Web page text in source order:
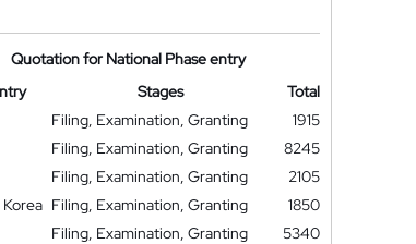
Quotation for National Phase entry
Stages
Total
Filing, Examination, Granting
1915
Filing, Examination, Granting
8245
Filing, Examination, Granting
2105
Filing, Examination, Granting
1850
Filing, Examination, Granting
5340